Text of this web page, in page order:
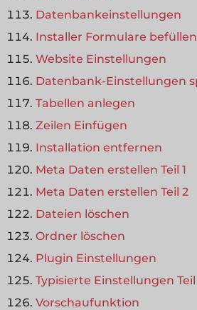
Datenbankeinstellungen
Installer Formulare befüllen
Website Einstellungen
Datenbank-Einstellungen
Tabellen anlegen
Zeilen Einfügen
Installation entfernen
Meta Daten erstellen Teil 1
Meta Daten erstellen Teil 2
Dateien löschen
Ordner löschen
Plugin Einstellungen
Typisierte Einstellungen Teil
Vorschaufunktion